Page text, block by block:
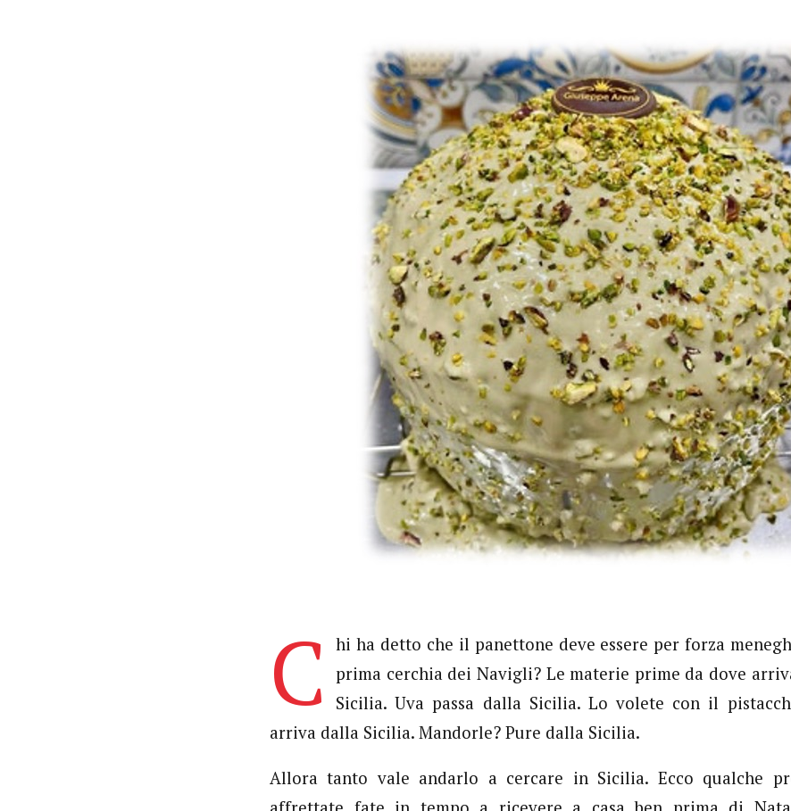
C
hi ha detto che il panettone deve essere per forza
prima cerchia dei Navigli? Le materie prime da dove
Sicilia. Uva passa dalla Sicilia. Lo volete con il
arriva dalla Sicilia. Mandorle? Pure dalla Sicilia.
Allora tanto vale andarlo a cercare in Sicilia. Ecco qualche